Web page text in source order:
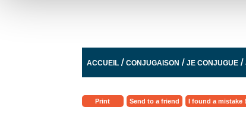
ACCUEIL /CONJUGAISON /JE CONJUGUE /
Print Send to a friend I found a mistake !